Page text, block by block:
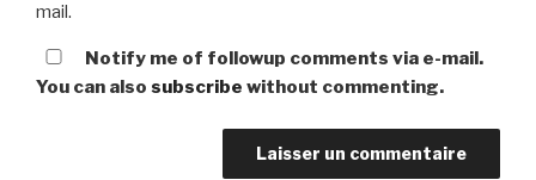
mail.
Notify me of followup comments via e-mail.
You can also subscribe without commenting.